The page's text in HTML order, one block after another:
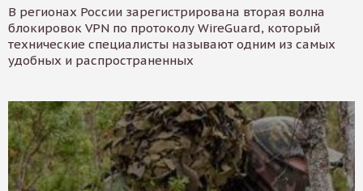
В регионах России зарегистрирована вторая волна
блокировок VPN по протоколу WireGuard, который
технические специалисты называют одним из самых
удобных и распространенных